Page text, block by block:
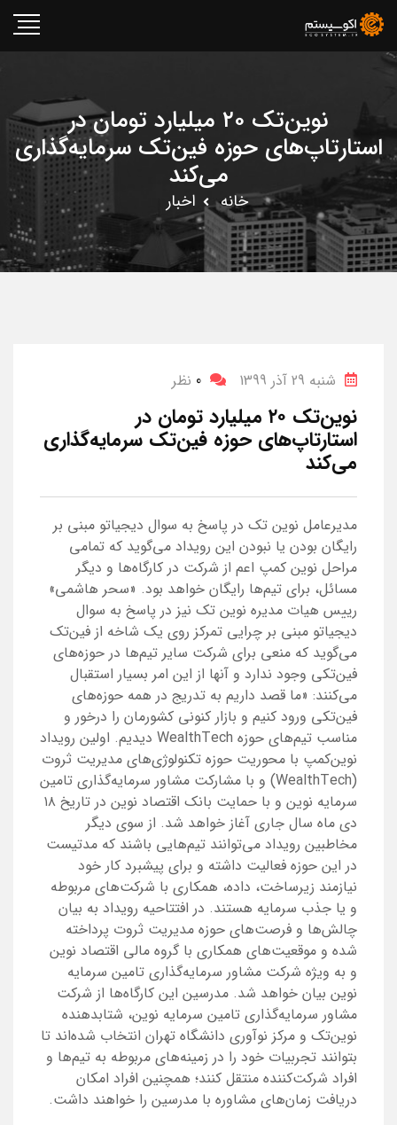
نوین‌تک ۲۰ میلیارد تومان در
استارتاپ‌های حوزه فین‌تک سرمایه‌گذاری
می‌کند
خانه اخبار
شنبه 29 آذر 1399 0 نظر
نوین‌تک ۲۰ میلیارد تومان در
استارتاپ‌های حوزه فین‌تک سرمایه‌گذاری
می‌کند
مدیرعامل نوین تک در پاسخ به سوال دیجیاتو مبنی بر
رایگان بودن یا نبودن این رویداد می‌گوید که تمامی
مراحل نوین کمپ اعم از شرکت در کارگاه‌ها و دیگر
مسائل، برای تیم‌ها رایگان خواهد بود. «سحر هاشمی»
رییس هیات مدیره نوین تک نیز در پاسخ به سوال
دیجیاتو مبنی بر چرایی تمرکز روی یک شاخه از فین‌تک
می‌گوید که منعی برای شرکت سایر تیم‌ها در حوزه‌های
فین‌تکی وجود ندارد و آنها از این امر بسیار استقبال
می‌کنند: «ما قصد داریم به تدریج در همه حوزه‌های
فین‌تکی ورود کنیم و بازار کنونی کشورمان را درخور و
مناسب تیم‌های حوزه WealthTech دیدیم. اولین رویداد
نوین‌کمپ با محوریت حوزه تکنولوژی‌های مدیریت ثروت
(WealthTech) و با مشارکت مشاور سرمایه‌گذاری تامین
سرمایه نوین و با حمایت بانک اقتصاد نوین در تاریخ ۱۸
دی ماه سال جاری آغاز خواهد شد. از سوی دیگر
مخاطبین رویداد می‌توانند تیم‌هایی باشند که مدتیست
در این حوزه فعالیت داشته و برای پیشبرد کار خود
نیازمند زیرساخت، داده، همکاری با شرکت‌های مربوطه
و یا جذب سرمایه هستند. در افتتاحیه رویداد به بیان
چالش‌ها و فرصت‌های حوزه مدیریت ثروت پرداخته
شده و موقعیت‌های همکاری با گروه مالی اقتصاد نوین
و به ویژه شرکت مشاور سرمایه‌گذاری تامین سرمایه
نوین بیان خواهد شد. مدرسین این کارگاه‌ها از شرکت
مشاور سرمایه‌گذاری تامین سرمایه نوین، شتابدهنده
نوین‌تک و مرکز نوآوری دانشگاه تهران انتخاب شده‌اند تا
بتوانند تجربیات خود را در زمینه‌های مربوطه به تیم‌ها و
افراد شرکت‌کننده منتقل کنند؛ همچنین افراد امکان
دریافت زمان‌های مشاوره با مدرسین را خواهند داشت.